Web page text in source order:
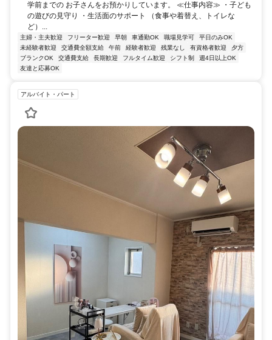
学前までの お子さんをお預かりしています。 ≪仕事内容≫ ・子ども
の遊びの見守り ・生活面のサポート （食事や着替え、トイレな
ど）...
主婦・主夫歓迎 フリーター歓迎 早朝 車通勤OK 職場見学可
平日のみOK
未経験者歓迎
交通費全額支給 午前 経験者歓迎 残業なし 有資格者歓迎
夕方
ブランクOK
交通費支給 長期歓迎 フルタイム歓迎 シフト制
週4日以上OK
友達と応募OK
アルバイト・パート